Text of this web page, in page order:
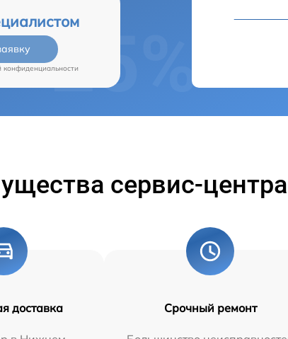
конфиденциальности
сервис-центра
доставка Срочный ремонт